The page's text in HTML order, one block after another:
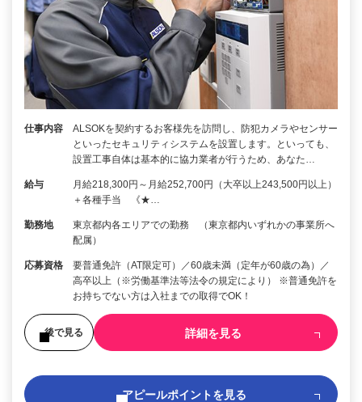
仕事内容
ALSOKを契約するお客様先を訪問し、防犯カメラやセンサー
といったセキュリティシステムを設置します。といっても、
設置工事自体は基本的に協力業者が行うため、あなた…
給与
月給218,300円～月給252,700円（大卒以上243,500円以上）
＋各種手当 《★…
勤務地
東京都内各エリアでの勤務 （東京都内いずれかの事業所へ
配属）
応募資格
要普通免許（AT限定可）／60歳未満（定年が60歳の為）／
高卒以上（※労働基準法等法令の規定により） ※普通免許を
お持ちでない方は入社までの取得でOK！
後で見る 詳細を見る
アピールポイントを見る